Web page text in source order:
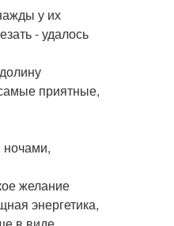
у их
- удалось
приятные,
ночами,
желание
энергетика,